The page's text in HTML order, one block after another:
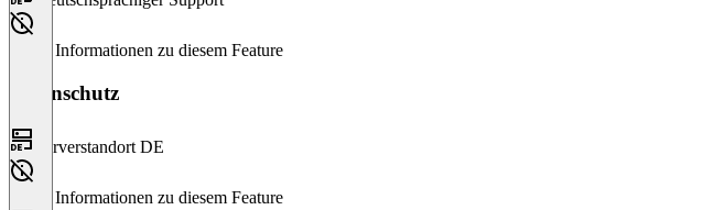
Keine Informationen zu diesem Feature
Datenschutz
Serverstandort DE
Keine Informationen zu diesem Feature